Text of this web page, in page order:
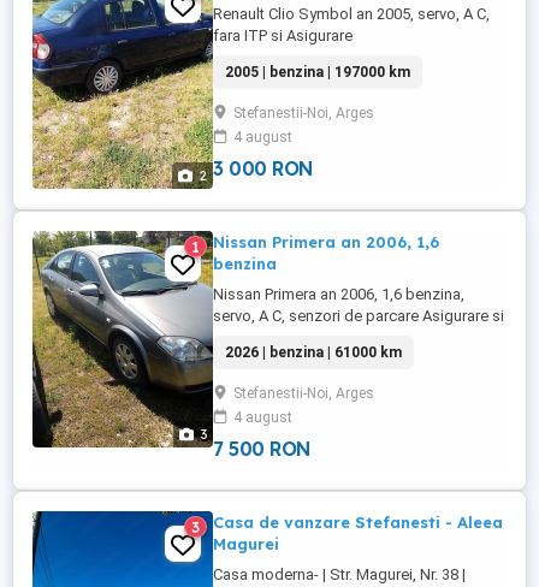
2
Renault Clio Symbol an 2005, servo, A C,
fara ITP si Asigurare
2005 | benzina | 197000 km
Stefanestii-Noi, Arges
4 august
3 000 RON
3
1
Nissan Primera an 2006, 1,6
benzina
Nissan Primera an 2006, 1,6 benzina,
servo, A C, senzori de parcare Asigurare si
2026 | benzina | 61000 km
Stefanestii-Noi, Arges
4 august
7 500 RON
3
Casa de vanzare Stefanesti - Aleea
Magurei
Casa moderna- | Str. Magurei, Nr. 38 |